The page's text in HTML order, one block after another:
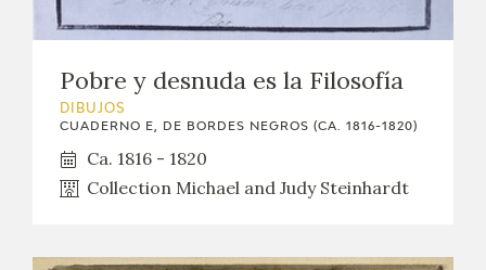
Pobre y desnuda es la Filosofía
DIBUJOS
CUADERNO E, DE BORDES NEGROS (CA. 1816-1820)
Ca. 1816 - 1820
Collection Michael and Judy Steinhardt